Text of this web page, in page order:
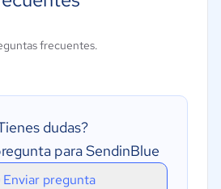
frecuentes.
dudas?
para SendinBlue
Enviar pregunta